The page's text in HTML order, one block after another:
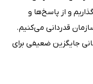
و از پاسخ‌ها و
قدردانی می‌کنیم.
جایگزین ضعیفی برای